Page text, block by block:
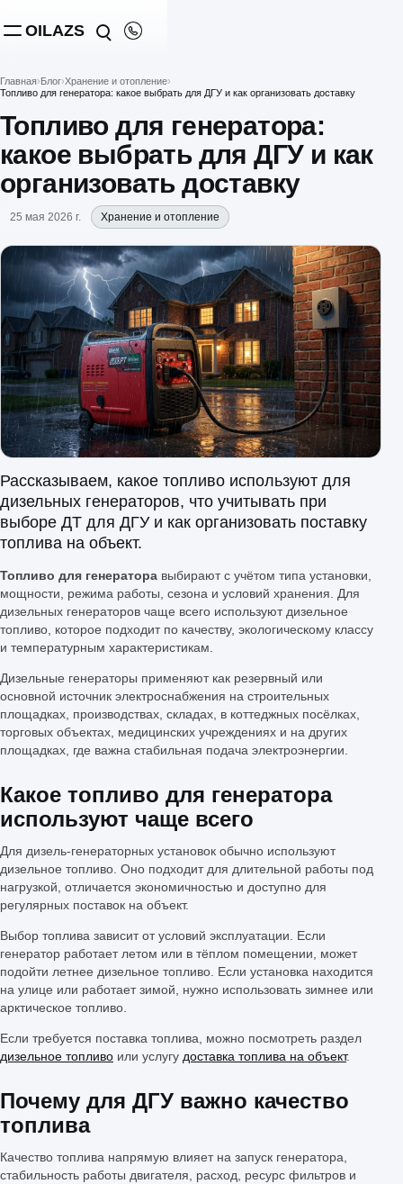
OILAZS
Главная Блог Хранение и отопление
Топливо для генератора: какое выбрать для ДГУ и как организовать доставку
Топливо для генератора:
какое выбрать для ДГУ и как
организовать доставку
25 мая 2026 г. Хранение и отопление
Рассказываем, какое топливо используют для
дизельных генераторов, что учитывать при
выборе ДТ для ДГУ и как организовать поставку
топлива на объект.
Топливо для генератора выбирают с учётом типа установки,
мощности, режима работы, сезона и условий хранения. Для
дизельных генераторов чаще всего используют дизельное
топливо, которое подходит по качеству, экологическому классу
и температурным характеристикам.
Дизельные генераторы применяют как резервный или
основной источник электроснабжения на строительных
площадках, производствах, складах, в коттеджных посёлках,
торговых объектах, медицинских учреждениях и на других
площадках, где важна стабильная подача электроэнергии.
Какое топливо для генератора
используют чаще всего
Для дизель-генераторных установок обычно используют
дизельное топливо. Оно подходит для длительной работы под
нагрузкой, отличается экономичностью и доступно для
регулярных поставок на объект.
Выбор топлива зависит от условий эксплуатации. Если
генератор работает летом или в тёплом помещении, может
подойти летнее дизельное топливо. Если установка находится
на улице или работает зимой, нужно использовать зимнее или
арктическое топливо.
Если требуется поставка топлива, можно посмотреть раздел
дизельное топливо или услугу доставка топлива на объект.
Почему для ДГУ важно качество
топлива
Качество топлива напрямую влияет на запуск генератора,
стабильность работы двигателя, расход, ресурс фильтров и